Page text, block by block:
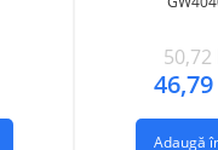
50,72
46,79
Adaugă